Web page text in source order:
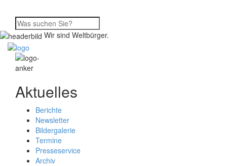
Wir sind Weltbürger.
Aktuelles
Berichte
Newsletter
Bildergalerie
Termine
Presseservice
Archiv